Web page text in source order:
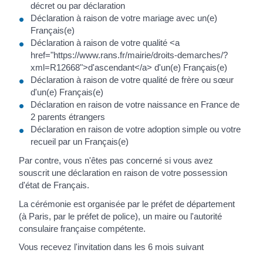
décret ou par déclaration
Déclaration à raison de votre mariage avec un(e)
Français(e)
Déclaration à raison de votre qualité <a
href="https://www.rans.fr/mairie/droits-demarches/?
xml=R12668">d'ascendant</a> d'un(e) Français(e)
Déclaration à raison de votre qualité de frère ou sœur
d'un(e) Français(e)
Déclaration en raison de votre naissance en France de
2 parents étrangers
Déclaration en raison de votre adoption simple ou votre
recueil par un Français(e)
Par contre, vous n'êtes pas concerné si vous avez
souscrit une déclaration en raison de votre possession
d'état de Français.
La cérémonie est organisée par le préfet de département
(à Paris, par le préfet de police), un maire ou l'autorité
consulaire française compétente.
Vous recevez l'invitation dans les 6 mois suivant